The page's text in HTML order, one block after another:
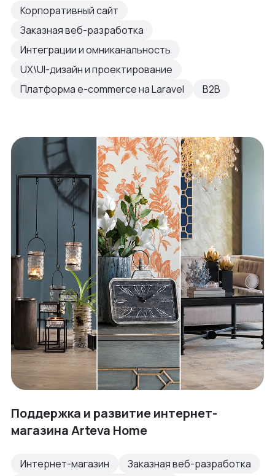
Корпоративный сайт
Заказная веб-разработка
Интеграции и омниканальность
UX\UI-дизайн и проектирование
Платформа e-commerce на Laravel
B2B
Поддержка и развитие интернет-
магазина Arteva Home
Интернет-магазин
Заказная веб-разработка